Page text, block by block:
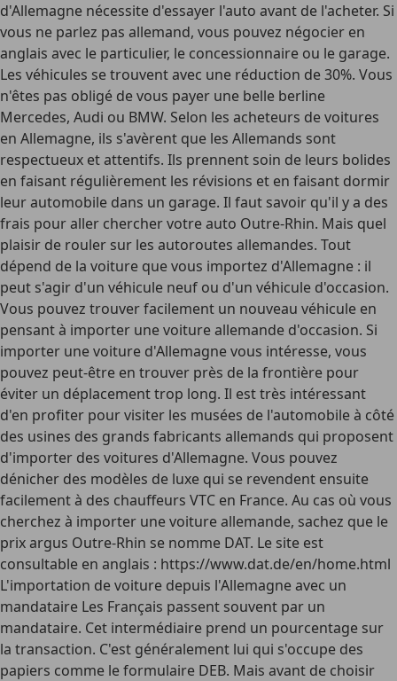
d'Allemagne nécessite d'essayer l'auto avant de l'acheter. Si
vous ne parlez pas allemand, vous pouvez négocier en
anglais avec le particulier, le concessionnaire ou le garage.
Les véhicules se trouvent avec une réduction de 30%. Vous
n'êtes pas obligé de vous payer une belle berline
Mercedes, Audi ou BMW. Selon les acheteurs de voitures
en Allemagne, ils s'avèrent que les Allemands sont
respectueux et attentifs. Ils prennent soin de leurs bolides
en faisant régulièrement les révisions et en faisant dormir
leur automobile dans un garage. Il faut savoir qu'il y a des
frais pour aller chercher votre auto Outre-Rhin. Mais quel
plaisir de rouler sur les autoroutes allemandes. Tout
dépend de la voiture que vous importez d'Allemagne : il
peut s'agir d'un véhicule neuf ou d'un véhicule d'occasion.
Vous pouvez trouver facilement un nouveau véhicule en
pensant à importer une voiture allemande d'occasion. Si
importer une voiture d'Allemagne vous intéresse, vous
pouvez peut-être en trouver près de la frontière pour
éviter un déplacement trop long. Il est très intéressant
d'en profiter pour visiter les musées de l'automobile à côté
des usines des grands fabricants allemands qui proposent
d'importer des voitures d'Allemagne. Vous pouvez
dénicher des modèles de luxe qui se revendent ensuite
facilement à des chauffeurs VTC en France. Au cas où vous
cherchez à importer une voiture allemande, sachez que le
prix argus Outre-Rhin se nomme DAT. Le site est
consultable en anglais : https://www.dat.de/en/home.html
L'importation de voiture depuis l'Allemagne avec un
mandataire Les Français passent souvent par un
mandataire. Cet intermédiaire prend un pourcentage sur
la transaction. C'est généralement lui qui s'occupe des
papiers comme le formulaire DEB. Mais avant de choisir